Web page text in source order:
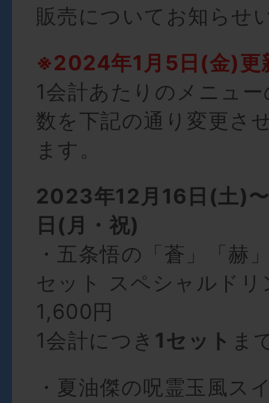
販売についてお知らせ
※2024年1月5日(金)更
1会計あたりのメニュ
数を下記の通り変更さ
ます。
2023年12月16日(土)
日(月・祝)
・五条悟の「蒼」「赫
セット スペシャルドリ
1,600円
1会計につき 1セット ま
・夏油傑の呪霊玉風ス